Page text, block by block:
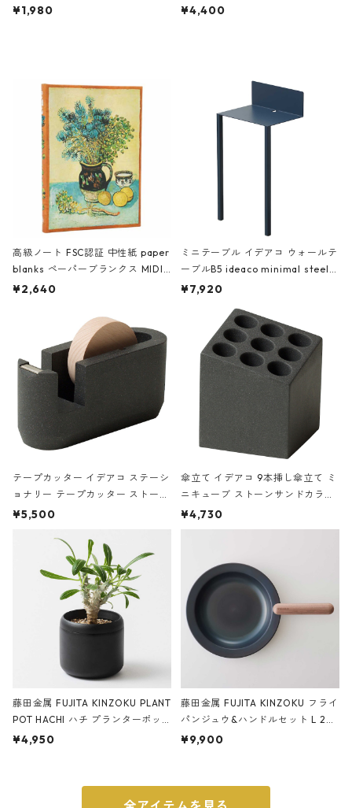
ch 3532 ルートート WR.ポーチ.ラ
¥1,980
AKU Timeless 100パーセント ス
¥4,400
高級ノート FSC認証 中性紙 paper
blanks ペーパーブランクス MIDI
ハードカバー 罫線 ヴァン・ゴッホ
¥2,640
ミニテーブル イデアコ ウォールテ
ーブルB5 ideaco minimal steel f
urniture WALL Table B5 ネイビー
¥7,920
テープカッター イデアコ ステーシ
ョナリー テープカッター ストーン
サンドカラー 石調 ideaco Station
¥5,500
傘立て イデアコ 9本挿し傘立て ミ
ニキューブ ストーンサンドカラー
石調 ideaco Umbrella Stand CUB
E ストーンサンドブラック
¥4,730
藤田金属 FUJITA KINZOKU PLANT
POT HACHI ハチ プランターポッ
ト 3号 ブラック
¥4,950
藤田金属 FUJITA KINZOKU フライ
パンジュウ&ハンドルセット L 24c
m ガス火・IH対応 鉄フライパン
¥9,900